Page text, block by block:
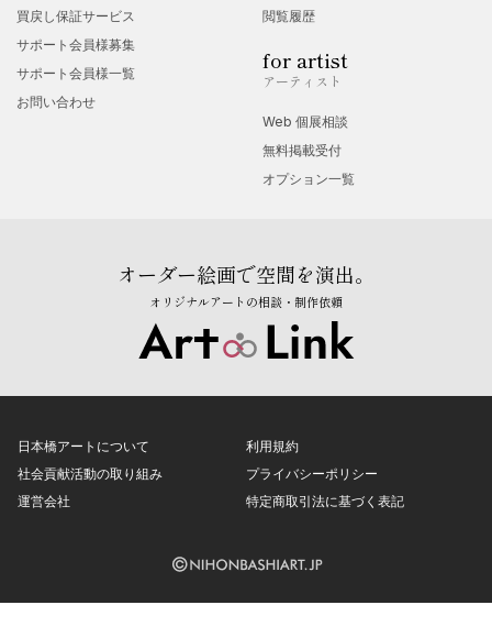
買戻し保証サービス
サポート会員様募集
サポート会員様一覧
お問い合わせ
閲覧履歴
for artist
アーティスト
Web 個展相談
無料掲載受付
オプション一覧
オーダー絵画で空間を演出。
オリジナルアートの相談・制作依頼
日本橋アートについて
社会貢献活動の取り組み
運営会社
利用規約
プライバシーポリシー
特定商取引法に基づく表記